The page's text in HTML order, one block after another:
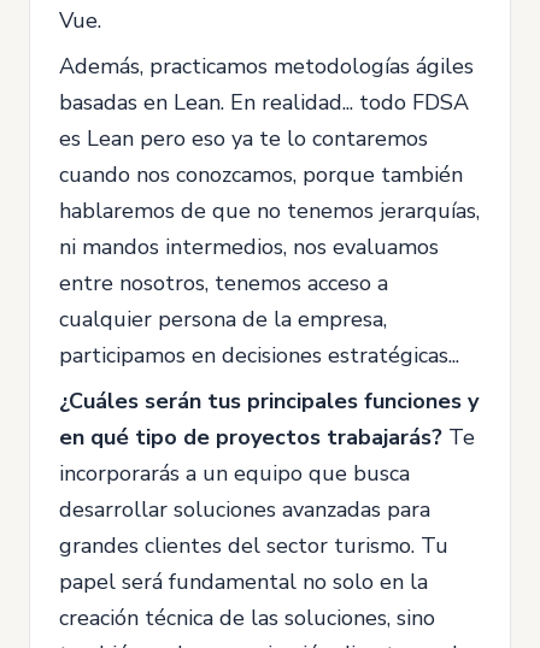
Vue.
Además, practicamos metodologías ágiles
basadas en Lean. En realidad... todo FDSA
es Lean pero eso ya te lo contaremos
cuando nos conozcamos, porque también
hablaremos de que no tenemos jerarquías,
ni mandos intermedios, nos evaluamos
entre nosotros, tenemos acceso a
cualquier persona de la empresa,
participamos en decisiones estratégicas...
¿Cuáles serán tus principales funciones y
en qué tipo de proyectos trabajarás? Te
incorporarás a un equipo que busca
desarrollar soluciones avanzadas para
grandes clientes del sector turismo. Tu
papel será fundamental no solo en la
creación técnica de las soluciones, sino